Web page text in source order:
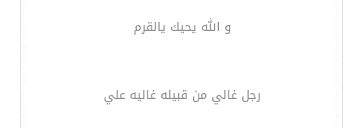
و الله يحيك يالقرم
رجل غالي من قبيله غاليه علي